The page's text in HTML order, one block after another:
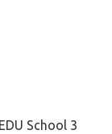
School 3